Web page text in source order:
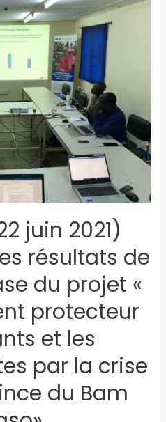
juin 2021)
résultats de
du projet «
protecteur
et les
par la crise
du Bam